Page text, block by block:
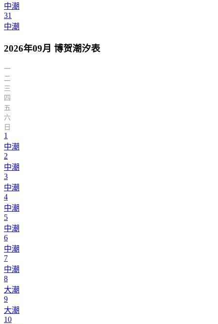
中潮
31
中潮
2026年09月 博贺潮汐表
一
二
三
四
五
六
日
1
中潮
2
中潮
3
中潮
4
中潮
5
中潮
6
中潮
7
中潮
8
大潮
9
大潮
10